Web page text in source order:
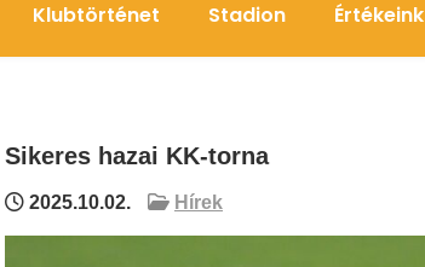
Klubtörténet Stadion Értékeink
Sikeres hazai KK-torna
2025.10.02. Hírek